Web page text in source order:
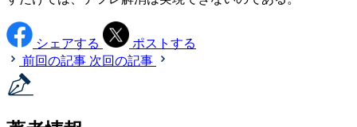
シェアする
ポストする
前回の記事 次回の記事